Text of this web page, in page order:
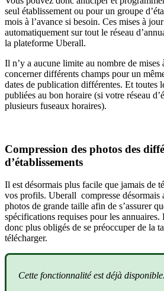
seul établissement ou pour un groupe
mois à l’avance si besoin. Ces mises à
automatiquement sur tout le réseau
la plateforme Uberall.
Il n’y a aucune limite au nombre de mises
concerner différents champs pour un
dates de publication différentes. Et toutes
publiées au bon horaire (si votre réseau
plusieurs fuseaux horaires).
Compression des photos des
d’établissements
Il est désormais plus facile que jamais de
vos profils. Uberall compresse désormais
photos de grande taille afin de s’assurer
spécifications requises pour les annuaires.
donc plus obligés de se préoccuper de la
télécharger.
Cette fonctionnalité est déjà disponible.